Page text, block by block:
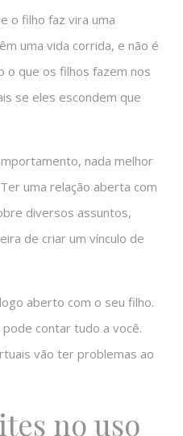
o filho faz vira uma
uma vida corrida, e não é
o que os filhos fazem nos
se eles escondem que
nada melhor
uma relação aberta com
diversos assuntos,
de criar um vínculo de
aberto com o seu filho.
contar tudo a você.
vão ter problemas ao
no uso